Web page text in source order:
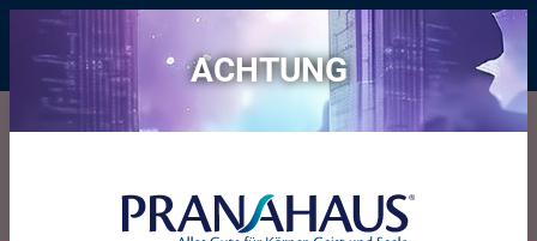
Bis zu 20 € Rabatt* mit dem Vorteils-Codeeintauchen , gültig bis
11.08.2026
ACHTUNG